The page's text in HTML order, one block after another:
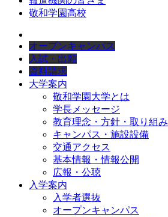
敬和学園高校
オープンキャンパス
入試・出願
資料請求
大学案内
敬和学園大学とは
学長メッセージ
教育理念・方針・取り組み
キャンパス・施設設備
交通アクセス
基本情報・情報公開
広報・公聴
入学案内
入学者選抜
オープンキャンパス